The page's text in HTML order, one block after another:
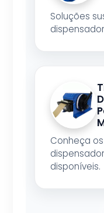
Soluções
Conheça
disponíveis.